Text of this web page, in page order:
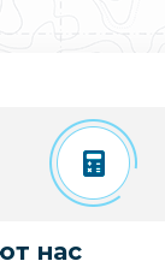
нас